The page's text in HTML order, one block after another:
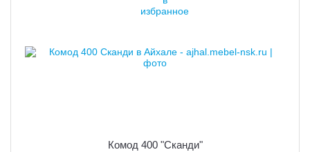
Комод 400 "Сканди"